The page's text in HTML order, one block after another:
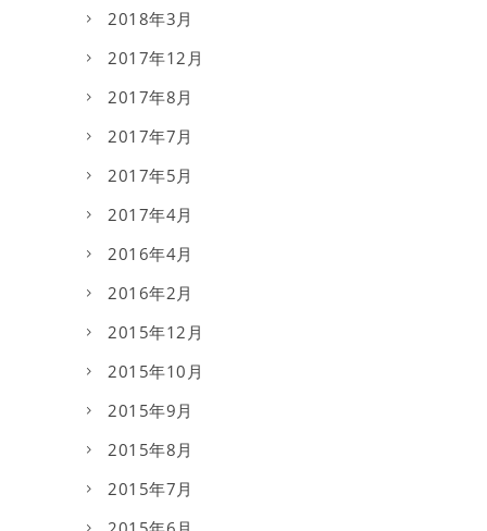
2018年3月
2017年12月
2017年8月
2017年7月
2017年5月
2017年4月
2016年4月
2016年2月
2015年12月
2015年10月
2015年9月
2015年8月
2015年7月